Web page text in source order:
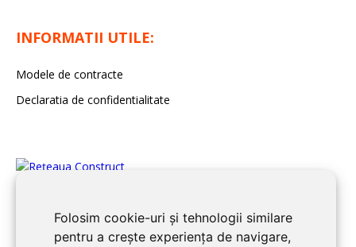
Folosim cookie-uri și tehnologii similare
pentru a crește experiența de navigare,
INFORMATII UTILE:
Modele de contracte
Declaratia de confidentialitate